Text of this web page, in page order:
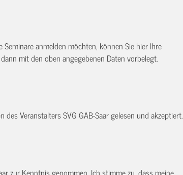
anmelden möchten, können Sie hier Ihre
mit den oben angegebenen Daten vorbelegt.
Veranstalters SVG GAB-Saar gelesen und akzeptiert.
zur Kenntnis genommen. Ich stimme zu, dass meine